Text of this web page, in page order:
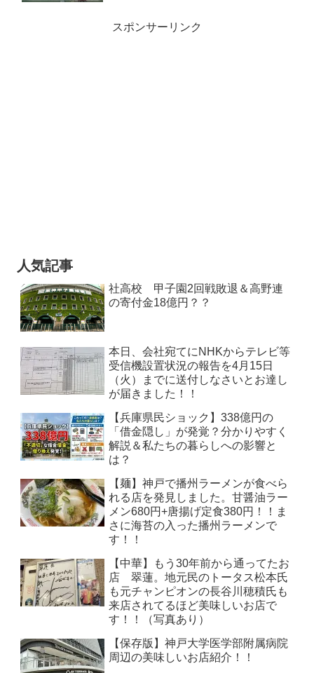
スポンサーリンク
人気記事
社高校 甲子園2回戦敗退＆高野連
の寄付金18億円？？
本日、会社宛てにNHKからテレビ等
受信機設置状況の報告を4月15日
（火）までに送付しなさいとお達し
が届きました！！
【兵庫県民ショック】338億円の
「借金隠し」が発覚？分かりやすく
解説＆私たちの暮らしへの影響と
は？
【麺】神戸で播州ラーメンが食べら
れる店を発見しました。甘醤油ラー
メン680円+唐揚げ定食380円！！ま
さに海苔の入った播州ラーメンで
す！！
【中華】もう30年前から通ってたお
店 翠蓮。地元民のトータス松本氏
も元チャンピオンの長谷川穂積氏も
来店されてるほど美味しいお店で
す！！（写真あり）
【保存版】神戸大学医学部附属病院
周辺の美味しいお店紹介！！